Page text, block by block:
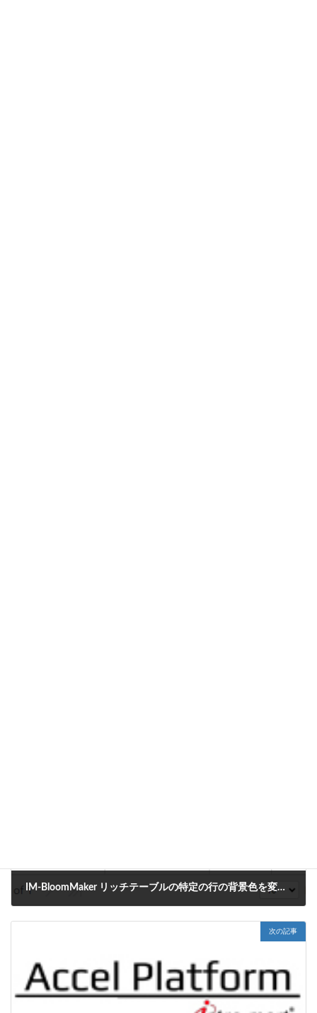
IM-BloomMaker リッチテーブルの特定の行の背景色を変更する方法
次の記事